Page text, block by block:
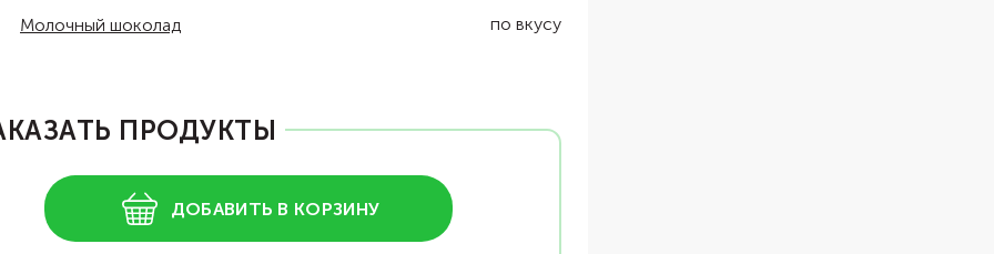
Молочный шоколад по вкусу
ПРОДУКТЫ
ДОБАВИТЬ В КОРЗИНУ